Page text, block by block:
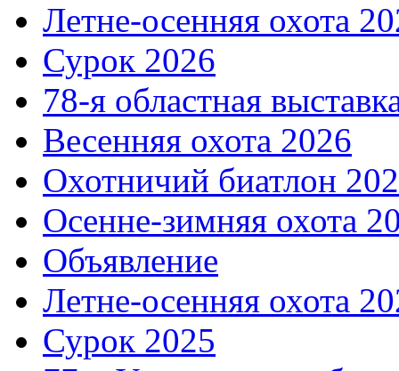
Летне-осенняя охота
Сурок 2026
78-я областная
Весенняя охота 2026
Охотничий биатлон
Осенне-зимняя охота
Объявление
Летне-осенняя охота
Сурок 2025